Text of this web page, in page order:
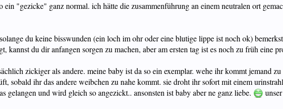
ein "gezicke" ganz normal. ich hätte die zusammenführung an einem neutralen ort
du keine bisswunden (ein loch im ohr oder eine blutige lippe ist noch ok)
kannst du dir anfangen sorgen zu machen, aber am ersten tag ist es noch zu früh eine
zickiger als andere. meine baby ist da so ein exemplar. wehe ihr kommt jemand
sobald ihr das andere weibchen zu nahe kommt. sie droht ihr sofort mit einem
gelangen und wird gleich so angezickt.. ansonsten ist baby aber ne ganz liebe.